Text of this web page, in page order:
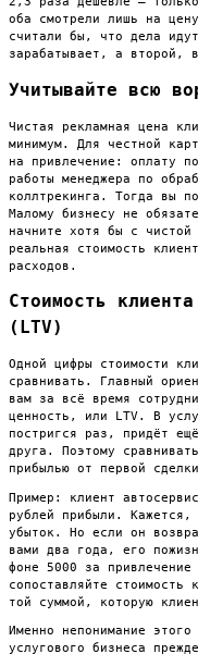
оба смотрели лишь на
считали бы, что дела
зарабатывает, а второй,
Учитывайте всю
Чистая рекламная цена
минимум. Для честной
на привлечение: оплату
работы менеджера по
коллтрекинга. Тогда вы
Малому бизнесу не
начните хотя бы с
реальная стоимость
расходов.
Стоимость
(LTV)
Одной цифры стоимости
сравнивать. Главный
вам за всё время
ценность, или LTV. В
постригся раз, придёт
друга. Поэтому
прибылью от первой
Пример: клиент
рублей прибыли.
убыток. Но если он
вами два года, его
фоне 5000 за
сопоставляйте
той суммой, которую
Именно непонимание
услугового бизнеса